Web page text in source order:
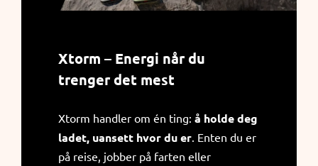
Xtorm – Energi når du
trenger det mest
Xtorm handler om én ting: å holde deg
ladet, uansett hvor du er . Enten du er
på reise, jobber på farten eller